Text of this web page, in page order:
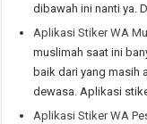
dibawah ini nanti ya.
Aplikasi Stiker WA
muslimah saat ini
baik dari yang masih
dewasa. Aplikasi
Aplikasi Stiker WA